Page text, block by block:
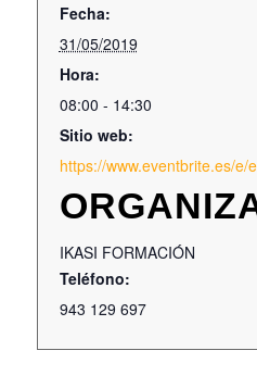
Fecha:
31/05/2019
Hora:
08:00 - 14:30
Sitio web:
https://www.eventbrite.es/
IKASI FORMACIÓN
Teléfono:
943 129 697